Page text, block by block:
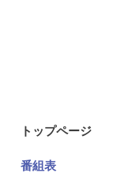
トップページ
番組表